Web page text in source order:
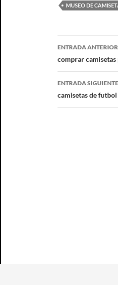
MUSEO DE
Navegación
de
entradas
ENTRADA ANTERIOR
comprar
ENTRADA SIGUIENTE
camisetas de